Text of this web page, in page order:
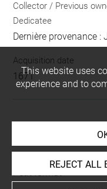
Collector / Previous
Dedicatee
Dernière provenance :
Acquisition date
1671
LOCATION OF OBJECT
This website uses
experience and to
REJECT ALL